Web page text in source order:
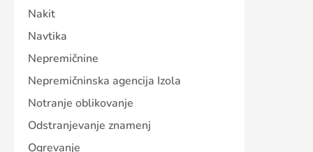
Nakit
Navtika
Nepremičnine
Nepremičninska agencija Izola
Notranje oblikovanje
Odstranjevanje znamenj
Ogrevanje